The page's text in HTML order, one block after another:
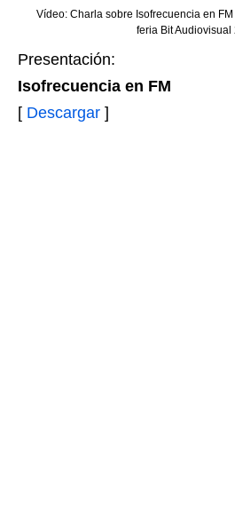
Vídeo: Charla sobre Isofrecuencia en
feria Bit Audiovisual
Presentación:
Isofrecuencia en FM
[ Descargar ]